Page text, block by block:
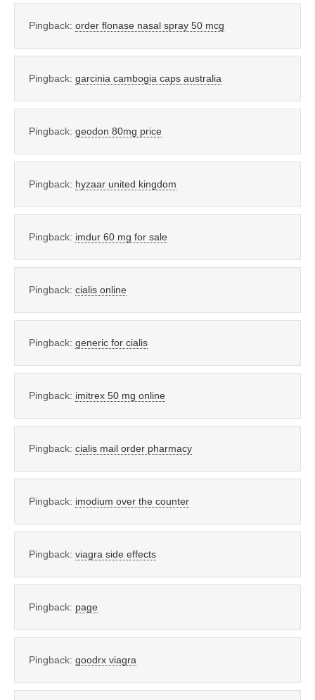
Pingback: order flonase nasal spray 50 mcg
Pingback: garcinia cambogia caps australia
Pingback: geodon 80mg price
Pingback: hyzaar united kingdom
Pingback: imdur 60 mg for sale
Pingback: cialis online
Pingback: generic for cialis
Pingback: imitrex 50 mg online
Pingback: cialis mail order pharmacy
Pingback: imodium over the counter
Pingback: viagra side effects
Pingback: page
Pingback: goodrx viagra